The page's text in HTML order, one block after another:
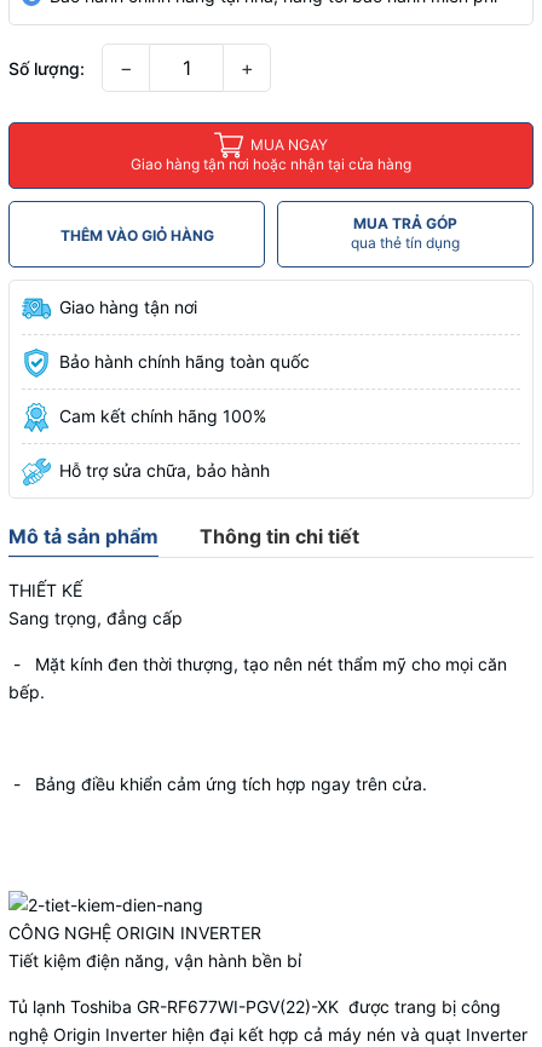
Số lượng: − +
MUA NGAY
Giao hàng tận nơi hoặc nhận tại cửa hàng
THÊM VÀO GIỎ HÀNG
MUA TRẢ GÓP
qua thẻ tín dụng
Giao hàng tận nơi
Bảo hành chính hãng toàn quốc
Cam kết chính hãng 100%
Hỗ trợ sửa chữa, bảo hành
Mô tả sản phẩm Thông tin chi tiết
THIẾT KẾ
Sang trọng, đẳng cấp
- Mặt kính đen thời thượng, tạo nên nét thẩm mỹ cho mọi căn
bếp.
- Bảng điều khiển cảm ứng tích hợp ngay trên cửa.
CÔNG NGHỆ ORIGIN INVERTER
Tiết kiệm điện năng, vận hành bền bỉ
Tủ lạnh Toshiba GR-RF677WI-PGV(22)-XK được trang bị công
nghệ Origin Inverter hiện đại kết hợp cả máy nén và quạt Inverter